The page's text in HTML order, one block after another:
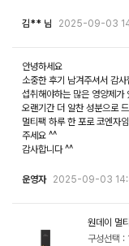
김** 님 2025-09-03
안녕하세요
소중한 후기 남겨주셔서 감
섭취해야하는 많은 영양제가
오랜기간 더 알찬 성분으로
멀티팩 하루 한 포로 코엔자
주세요 ^^
감사합니다 ^^
운영자 2025-09-03
원데이 멀
구성선택 :